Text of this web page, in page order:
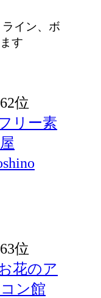
イン、ボ
す
62位
リー素
63位
花のア
ン館